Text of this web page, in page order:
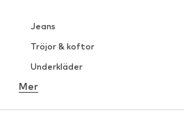
Jeans
Tröjor & koftor
Underkläder
Skjortor
Kostymer & kavajer
Mer